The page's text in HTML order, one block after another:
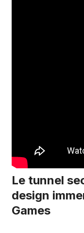
Le tunnel
design
Games